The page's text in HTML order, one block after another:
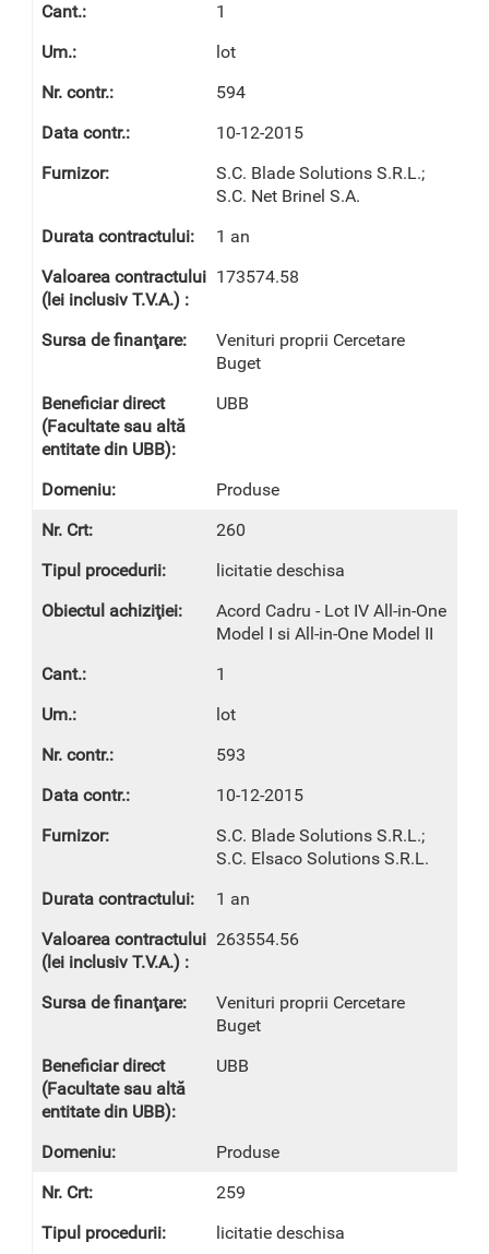
1
lot
594
10-12-2015
S.C. Blade Solutions S.R.L.;
S.C. Net Brinel S.A.
1 an
173574.58
Venituri proprii Cercetare
Buget
UBB
Produse
260
licitatie deschisa
Acord Cadru - Lot IV All-in-One
Model I si All-in-One Model II
1
lot
593
10-12-2015
S.C. Blade Solutions S.R.L.;
S.C. Elsaco Solutions S.R.L.
1 an
263554.56
Venituri proprii Cercetare
Buget
UBB
Produse
259
licitatie deschisa